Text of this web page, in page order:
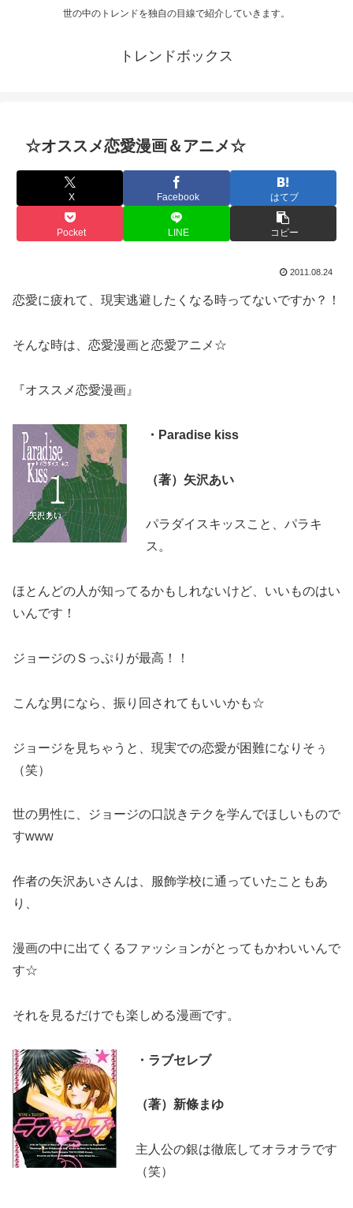
世の中のトレンドを独自の目線で紹介していきます。
トレンドボックス
☆オススメ恋愛漫画＆アニメ☆
X Facebook はてブ
Pocket LINE コピー
2011.08.24
恋愛に疲れて、現実逃避したくなる時ってないですか？！
そんな時は、恋愛漫画と恋愛アニメ☆
『オススメ恋愛漫画』
・Paradise kiss
（著）矢沢あい
パラダイスキッスこと、パラキ
ス。
ほとんどの人が知ってるかもしれないけど、いいものはい
いんです！
ジョージのＳっぷりが最高！！
こんな男になら、振り回されてもいいかも☆
ジョージを見ちゃうと、現実での恋愛が困難になりそぅ
（笑）
世の男性に、ジョージの口説きテクを学んでほしいもので
すwww
作者の矢沢あいさんは、服飾学校に通っていたこともあ
り、
漫画の中に出てくるファッションがとってもかわいいんで
す☆
それを見るだけでも楽しめる漫画です。
・ラブセレブ
（著）新條まゆ
主人公の銀は徹底してオラオラです
（笑）